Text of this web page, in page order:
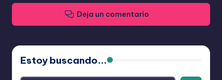
Deja un comentario
Estoy buscando...